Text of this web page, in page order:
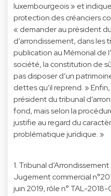
luxembourgeois » et
protection des créanciers
« demander au président
d’arrondissement, dans les
publication au Mémorial de
société, la constitution de
pas disposer d’un
dettes qu’il reprend. »
président du tribunal
fond, mais selon la
justifie au regard du
problématique juridique. »
1. Tribunal
Jugement commercial
juin 2019, rôle n° TAL-